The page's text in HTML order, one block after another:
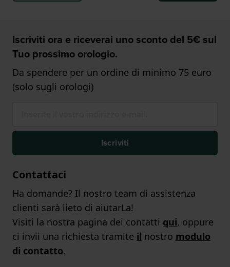
Iscriviti ora e riceverai uno sconto del 5€ sul
Tuo prossimo orologio.
Da spendere per un ordine di minimo 75 euro
(solo sugli orologi)
Iscriviti
Contattaci
Ha domande? Il nostro team di assistenza
clienti sarà lieto di aiutarLa!
Visiti la nostra pagina dei contatti qui, oppure
ci invii una richiesta tramite il nostro modulo
di contatto.